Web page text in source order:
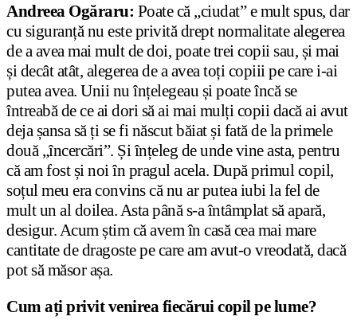
Andreea Ogăraru: Poate că „ciudat” e mult spus, dar
cu siguranță nu este privită drept normalitate alegerea
de a avea mai mult de doi, poate trei copii sau, și mai
și decât atât, alegerea de a avea toți copiii pe care i-ai
putea avea. Unii nu înțelegeau și poate încă se
întreabă de ce ai dori să ai mai mulți copii dacă ai avut
deja șansa să ți se fi născut băiat și fată de la primele
două „încercări”. Și înțeleg de unde vine asta, pentru
că am fost și noi în pragul acela. După primul copil,
soțul meu era convins că nu ar putea iubi la fel de
mult un al doilea. Asta până s-a întâmplat să apară,
desigur. Acum știm că avem în casă cea mai mare
cantitate de dragoste pe care am avut-o vreodată, dacă
pot să măsor așa.
Cum ați privit venirea fiecărui copil pe lume?